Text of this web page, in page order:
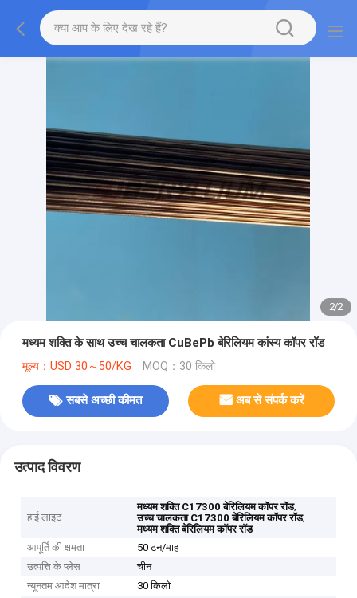
2/2
मध्यम शक्ति के साथ उच्च चालकता CuBePb बेरिलियम कांस्य कॉपर रॉड
मूल्य：USD 30～50/KG MOQ：30 किलो
सबसे अच्छी कीमत अब से संपर्क करें
उत्पाद विवरण
हाई लाइट
मध्यम शक्ति C17300 बेरिलियम कॉपर रॉड,
उच्च चालकता C17300 बेरिलियम कॉपर रॉड,
मध्यम शक्ति बेरिलियम कॉपर रॉड
आपूर्ति की क्षमता
50 टन/माह
उत्पत्ति के प्लेस
चीन
न्यूनतम आदेश मात्रा
30 किलो